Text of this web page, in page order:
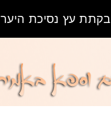
בקתת עץ נסיכת היער